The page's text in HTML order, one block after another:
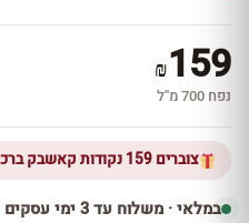
₪159
נפח 700 מ''ל
צוברים 159 נקודות קאשבק ברכישת מוצר זה
במלאי · משלוח עד 3 ימי עסקים